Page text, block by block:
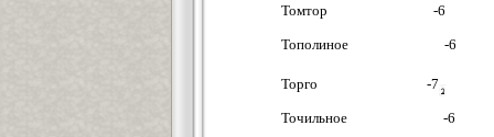
Томтор -6
Тополиное -6
Topгo -7
Точильное -6